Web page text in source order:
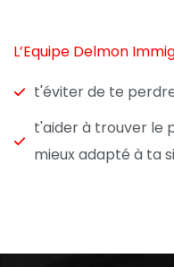
L’Equipe Delmon
t'éviter de te
t'aider à trouver le
mieux adapté à ta